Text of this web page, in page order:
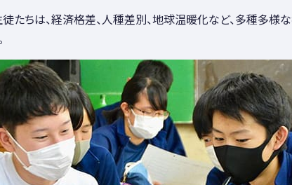
たちは、経済格差、人種差別、地球温暖化など、多種多様